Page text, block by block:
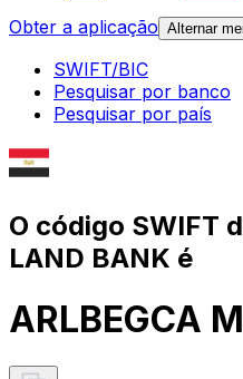
Obter a aplicação Alternar
SWIFT/BIC
Pesquisar por banco
Pesquisar por país
O código SWIFT
LAND BANK é
ARLBEGCA